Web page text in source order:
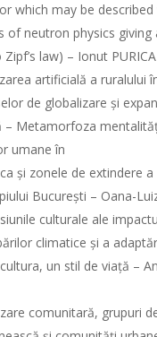
which may be
of neutron physics giving
law) – Ionut PURICA
artificială a ruralului
de globalizare și
– Metamorfoza
umane în
și zonele de extindere a
București – Oana-
culturale ale
climatice și a
un stil de viață –
comunitară, grupuri